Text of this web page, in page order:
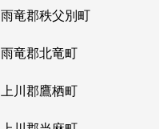
雨竜郡秩父別町
雨竜郡北竜町
上川郡鷹栖町